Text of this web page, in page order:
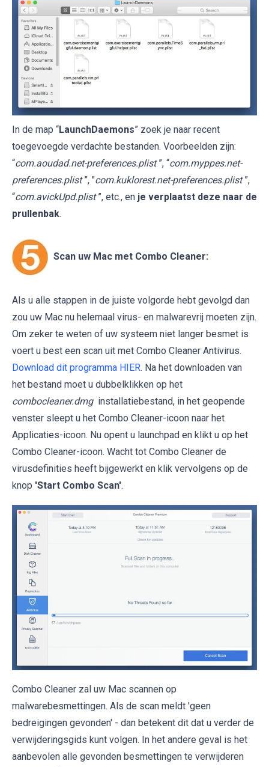
In de map “LaunchDaemons” zoek je naar recent
toegevoegde verdachte bestanden. Voorbeelden zijn:
“com.aoudad.net-preferences.plist ”, “com.myppes.net-
preferences.plist ”, "com.kuklorest.net-preferences.plist ”,
“com.avickUpd.plist ”, etc., en je verplaatst deze naar de
prullenbak.
Scan uw Mac met Combo Cleaner:
Als u alle stappen in de juiste volgorde hebt gevolgd dan
zou uw Mac nu helemaal virus- en malwarevrij moeten zijn.
Om zeker te weten of uw systeem niet langer besmet is
voert u best een scan uit met Combo Cleaner Antivirus.
Download dit programma HIER. Na het downloaden van
het bestand moet u dubbelklikken op het
combocleaner.dmg installatiebestand, in het geopende
venster sleept u het Combo Cleaner-icoon naar het
Applicaties-icoon. Nu opent u launchpad en klikt u op het
Combo Cleaner-icoon. Wacht tot Combo Cleaner de
virusdefinities heeft bijgewerkt en klik vervolgens op de
knop 'Start Combo Scan'.
Combo Cleaner zal uw Mac scannen op
malwarebesmettingen. Als de scan meldt 'geen
bedreigingen gevonden' - dan betekent dit dat u verder de
verwijderingsgids kunt volgen. In het andere geval is het
aanbevolen alle gevonden besmettingen te verwijderen